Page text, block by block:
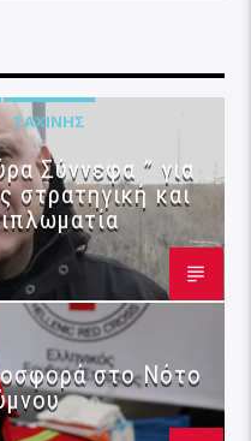
ΣΑΧΊΝΗΣ
Σύννεφα ” για
στρατηγική και
στο Νότο